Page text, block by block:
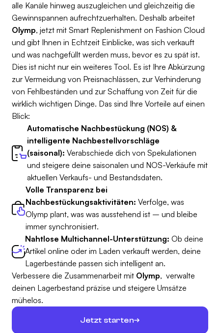
alle Kanäle hinweg auszugleichen und gleichzeitig die
Gewinnspannen aufrechtzuerhalten. Deshalb arbeitet
Olymp, jetzt mit Smart Replenishment on Fashion Cloud
und gibt Ihnen in Echtzeit Einblicke, was sich verkauft
und was nachgefüllt werden muss, bevor es zu spät ist.
Dies ist nicht nur ein weiteres Tool. Es ist Ihre Abkürzung
zur Vermeidung von Preisnachlässen, zur Verhinderung
von Fehlbeständen und zur Schaffung von Zeit für die
wirklich wichtigen Dinge. Das sind Ihre Vorteile auf einen
Blick:
Automatische Nachbestückung (NOS) &
intelligente Nachbestellvorschläge
(saisonal): Verabschiede dich von Spekulationen
und steigere deine saisonalen und NOS-Verkäufe mit
aktuellen Verkaufs- und Bestandsdaten.
Volle Transparenz bei
Nachbestückungsaktivitäten: Verfolge, was
Olymp plant, was was ausstehend ist – und bleibe
immer synchronisiert.
Nahtlose Multichannel-Unterstützung: Ob deine
Artikel online oder im Laden verkauft werden, deine
Lagerbestände passen sich intelligent an.
Verbessere die Zusammenarbeit mit Olymp, verwalte
deinen Lagerbestand präzise und steigere Umsätze
mühelos.
Jetzt starten